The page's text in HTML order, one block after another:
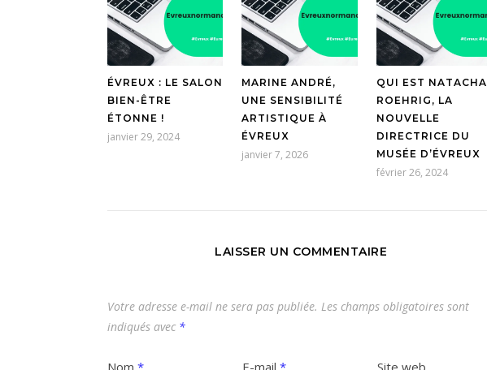
ÉVREUX : LE SALON
BIEN-ÊTRE
ÉTONNE !
janvier 29, 2024
MARINE ANDRÉ,
UNE SENSIBILITÉ
ARTISTIQUE À
ÉVREUX
janvier 7, 2026
QUI EST NATACHA
ROEHRIG, LA
NOUVELLE
DIRECTRICE DU
MUSÉE D’ÉVREUX
février 26, 2024
LAISSER UN COMMENTAIRE
Votre adresse e-mail ne sera pas publiée. Les champs obligatoires sont
indiqués avec *